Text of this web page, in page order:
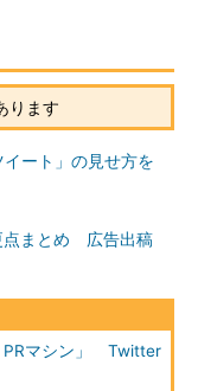
ります
ート」の見せ方を
点まとめ 広告出稿
PRマシン」 Twitter